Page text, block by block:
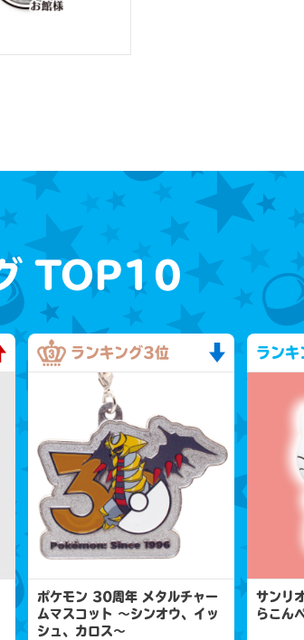
TOP10
ランキング3位
ポケモン 30周年 メタルチャー
ムマスコット 〜シンオウ、イッ
シュ、カロス〜
ランキ
サンリ
らこん